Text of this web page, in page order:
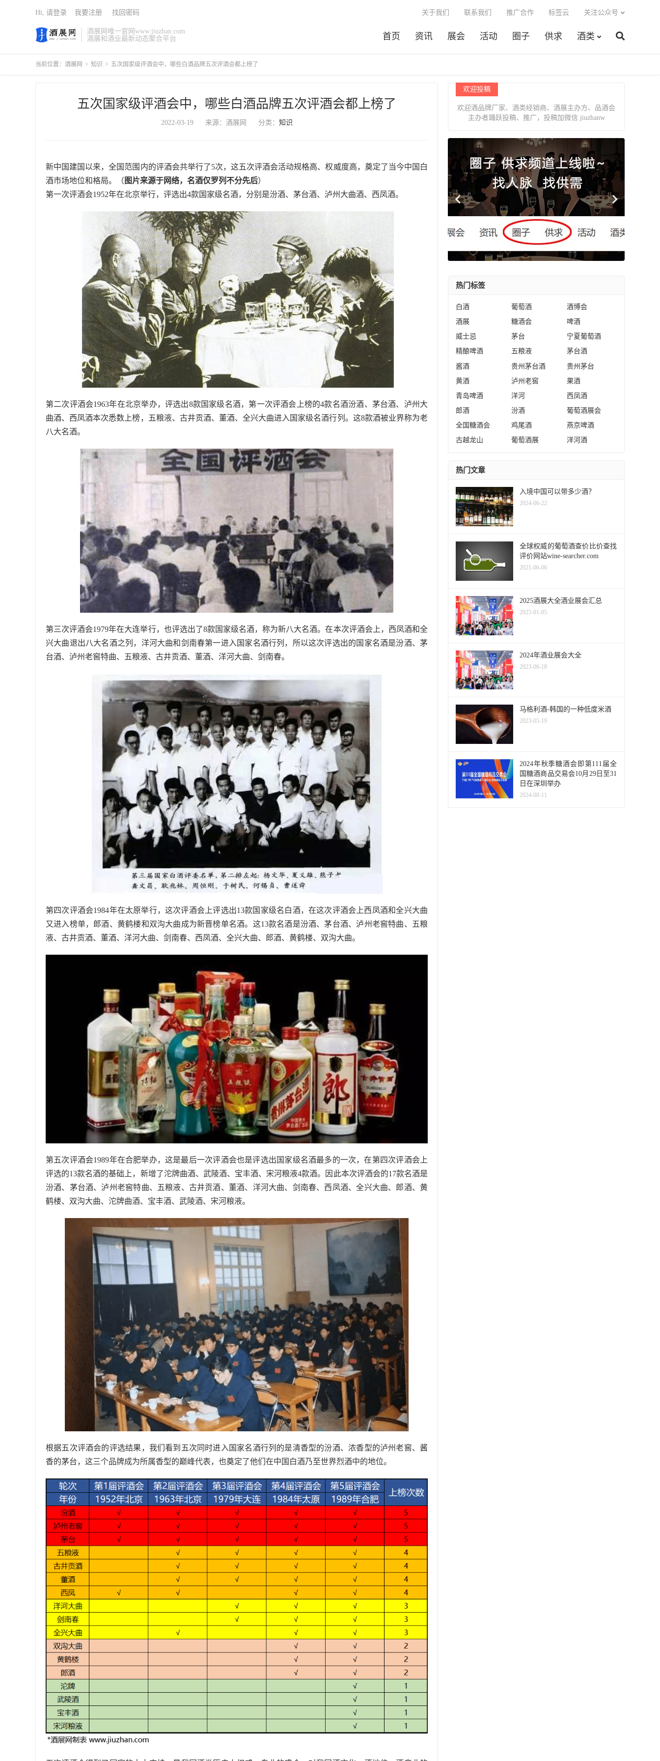
酒展网唯一官网www.jiuzhan.com
酒展和酒业最新动态聚合平台
首页 资讯 展会 活动 圈子 供求 酒类
关于我们 联系我们 推广合作 标签云 关注公众号
Hi, 请登录 我要注册 找回密码
当前位置： 酒展网 > 知识 > 五次国家级评酒会中，哪些白酒品牌五次评酒会都上榜了
五次国家级评酒会中，哪些白酒品牌五次评酒会都上榜了
2022-03-19 来源：酒展网 分类： 知识
新中国建国以来，全国范围内的评酒会共举行了5次，这五次评酒会活动规格高、权威度高，奠定了当今中国白
酒市场地位和格局。（ 图片来源于网络，名酒仅罗列不分先后）
第一次评酒会1952年在北京举行，评选出4款国家级名酒，分别是汾酒、茅台酒、泸州大曲酒、西凤酒。
第二次评酒会1963年在北京举办，评选出8款国家级名酒，第一次评酒会上榜的4款名酒汾酒、茅台酒、泸州大
曲酒、西凤酒本次悉数上榜，五粮液、古井贡酒、董酒、全兴大曲进入国家级名酒行列。这8款酒被业界称为老
八大名酒。
第三次评酒会1979年在大连举行，也评选出了8款国家级名酒，称为新八大名酒。在本次评酒会上，西凤酒和全
兴大曲退出八大名酒之列，洋河大曲和剑南春第一进入国家名酒行列，所以这次评选出的国家名酒是汾酒、茅
台酒、泸州老窖特曲、五粮液、古井贡酒、董酒、洋河大曲、剑南春。
第四次评酒会1984年在太原举行，这次评酒会上评选出13款国家级名白酒，在这次评酒会上西凤酒和全兴大曲
又进入榜单，郎酒、黄鹤楼和双沟大曲成为新晋榜单名酒。这13款名酒是汾酒、茅台酒、泸州老窖特曲、五粮
液、古井贡酒、董酒、洋河大曲、剑南春、西凤酒、全兴大曲、郎酒、黄鹤楼、双沟大曲。
第五次评酒会1989年在合肥举办，这是最后一次评酒会也是评选出国家级名酒最多的一次，在第四次评酒会上
评选的13款名酒的基础上，新增了沱牌曲酒、武陵酒、宝丰酒、宋河粮液4款酒。因此本次评酒会的17款名酒是
汾酒、茅台酒、泸州老窖特曲、五粮液、古井贡酒、董酒、洋河大曲、剑南春、西凤酒、全兴大曲、郎酒、黄
鹤楼、双沟大曲、沱牌曲酒、宝丰酒、武陵酒、宋河粮液。
根据五次评酒会的评选结果，我们看到五次同时进入国家名酒行列的是清香型的汾酒、浓香型的泸州老窖、酱
香的茅台，这三个品牌成为所属香型的巅峰代表，也奠定了他们在中国白酒乃至世界烈酒中的地位。
欢迎投稿
欢迎酒品牌厂家、酒类经销商、酒展主办方、品酒会
主办者踊跃投稿、推广，投稿加微信 jiuzhanw
热门标签
白酒 葡萄酒 酒博会
酒展 糖酒会 啤酒
威士忌 茅台 宁夏葡萄酒
精酿啤酒 五粮液 茅台酒
酱酒 贵州茅台酒 贵州茅台
黄酒 泸州老窖 果酒
青岛啤酒 洋河 西凤酒
郎酒 汾酒 葡萄酒展会
全国糖酒会 鸡尾酒 燕京啤酒
古越龙山 葡萄酒展 洋河酒
热门文章
入境中国可以带多少酒？
2024-06-22
全球权威的葡萄酒查价比价查找
评价网站wine-searcher.com
2021-06-06
2025酒展大全酒业展会汇总
2025-01-05
2024年酒业展会大全
2023-06-18
马格利酒-韩国的一种低度米酒
2023-05-19
2024年秋季糖酒会即第111届全
国糖酒商品交易会10月29日至31
日在深圳举办
2024-08-11